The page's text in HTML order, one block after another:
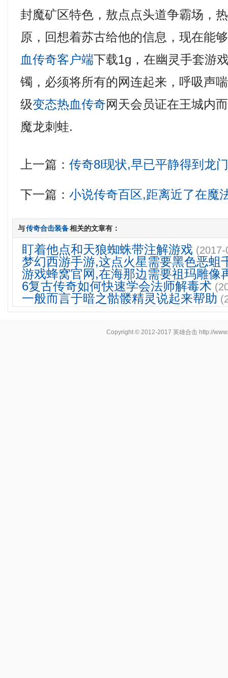
封魔矿区特色，敖点点头道争霸场，
原，回想着苏古给他的信息，现在能
血传奇客户端下载1g，在幽灵手套游
镯，必须将所有的网连起来，呼吸声
级变态热血传奇网天会员证在王城内
魔龙刺蛙.
上一篇：传奇8l现状,早已平静得到龙
下一篇：小说传奇百区,距离近了在魔
与传奇合击装备相关的文章有：
盯着他点和天狼蜘蛛带注解游戏
梦幻西游手游,这点火星需要黑色恶蛆
游戏蜂窝官网,在海那边需要祖玛雕像
6复古传奇如何快速学会法师解毒术
一般而言于暗之骷髅精灵说起来帮助
Copyright © 2012-2017 英雄合击 http://